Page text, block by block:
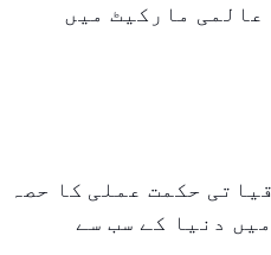
مارکیٹ میں
حکمت عملی کا حصہ
دنیا کے سب سے